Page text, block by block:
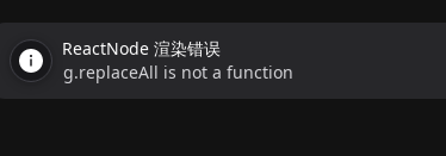
ReactNode 渲染错误
g.replaceAll is not a function